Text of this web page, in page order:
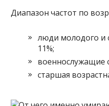
Диапазон частот по
люди молодого и
11%;
военнослужащие
старшая